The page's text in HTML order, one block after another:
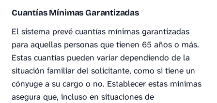
Cuantías Mínimas Garantizadas
El sistema prevé cuantías mínimas garantizadas
para aquellas personas que tienen 65 años o más.
Estas cuantías pueden variar dependiendo de la
situación familiar del solicitante, como si tiene un
cónyuge a su cargo o no. Establecer estas mínimas
asegura que, incluso en situaciones de